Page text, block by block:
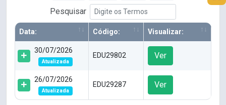
Pesquisar
Data: Código: Visualizar:
30/07/2026
Atualizada
EDU29802 Ver
26/07/2026
Atualizada
EDU29287 Ver